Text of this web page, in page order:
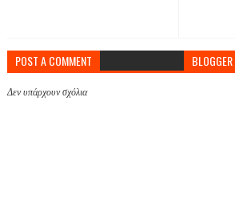
POST A COMMENT BLOGGER
Δεν υπάρχουν σχόλια